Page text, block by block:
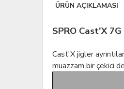
ÜRÜN AÇIKLAMASI
SPRO Cast'X
Cast'X jigler
muazzam bir çekici